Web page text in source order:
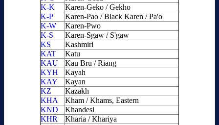
K-K
Karen-Geko / Gekho
K-P
Karen-Pao / Black Karen / Pa'o
K-W
Karen-Pwo
K-S
Karen-Sgaw / S'gaw
KS
Kashmiri
KAT
Katu
KAU
Kau Bru / Riang
KYH
Kayah
KAY
Kayan
KZ
Kazakh
KHA
Kham / Khams, Eastern
KND
Khandesi
KHR
Kharia / Khariya